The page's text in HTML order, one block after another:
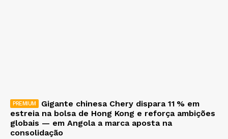
Gigante chinesa Chery dispara 11 % em
estreia na bolsa de Hong Kong e reforça ambições
globais — em Angola a marca aposta na
consolidação